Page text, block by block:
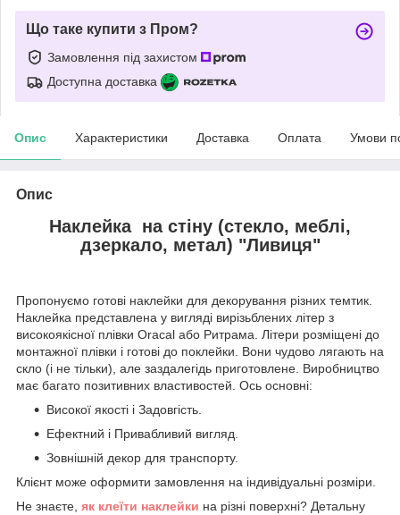
Що таке купити з Пром?
Замовлення під захистом
Доступна доставка
Опис Характеристики Доставка Оплата Умови
Опис
Наклейка на стіну (стекло, меблі,
дзеркало, метал) "Ливиця"
Пропонуємо готові наклейки для декорування різних темтик.
Наклейка представлена у вигляді вирізьблених літер з
високоякісної плівки Oracal або Ритрама. Літери розміщені до
монтажної плівки і готові до поклейки. Вони чудово лягають на
скло (і не тільки), але заздалегідь приготовлене. Виробництво
має багато позитивних властивостей. Ось основні:
Високої якості і Задовгість.
Ефектний і Привабливий вигляд.
Зовнішній декор для транспорту.
Клієнт може оформити замовлення на індивідуальні розміри.
Не знаєте, як клеїти наклейки на різні поверхні? Детальну